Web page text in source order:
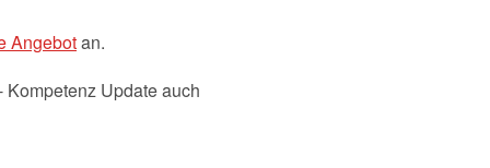
Angebotan.
Update auch